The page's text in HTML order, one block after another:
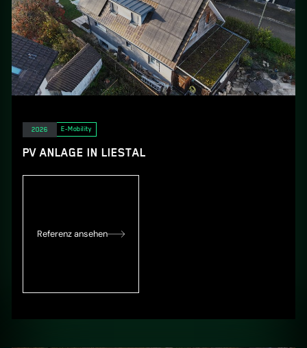
Elektro E-Mobility
PV ANLAGE IN LIESTAL
Referenz ansehen
2026